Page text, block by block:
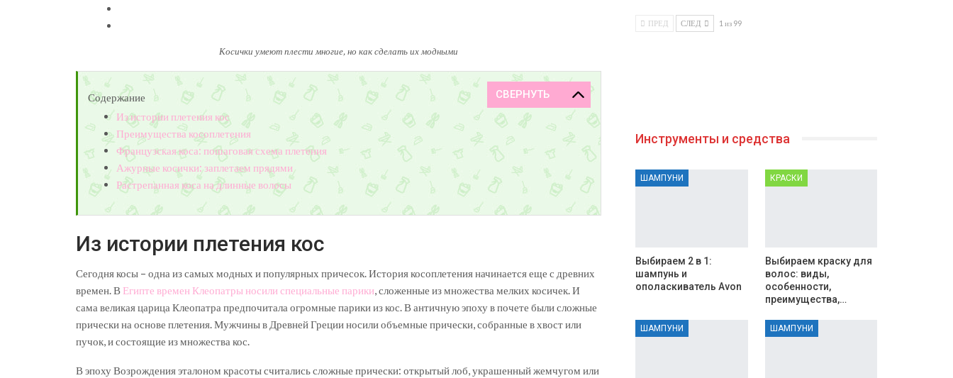
Косички умеют плести многие, но как сделать их модными
Содержание
Из истории плетения кос
Преимущества косоплетения
Французская коса: пошаговая схема плетения
Ажурные косички: заплетаем прядями
Растрепанная коса на длинные волосы
Из истории плетения кос
Сегодня косы – одна из самых модных и популярных причесок. История косоплетения начинается еще с древних
времен. В Египте времен Клеопатры носили специальные парики, сложенные из множества мелких косичек. И
сама великая царица Клеопатра предпочитала огромные парики из кос. В античную эпоху в почете были сложные
прически на основе плетения. Мужчины в Древней Греции носили объемные прически, собранные в хвост или
пучок, и состоящие из множества кос.
В эпоху Возрождения эталоном красоты считались сложные прически: открытый лоб, украшенный жемчугом или
ПРЕД СЛЕД 1 из 99
Инструменты и средства
ШАМПУНИ
Выбираем 2 в 1:
шампунь и
ополаскиватель Avon
КРАСКИ
Выбираем краску для
волос: виды,
особенности,
преимущества,…
ШАМПУНИ ШАМПУНИ